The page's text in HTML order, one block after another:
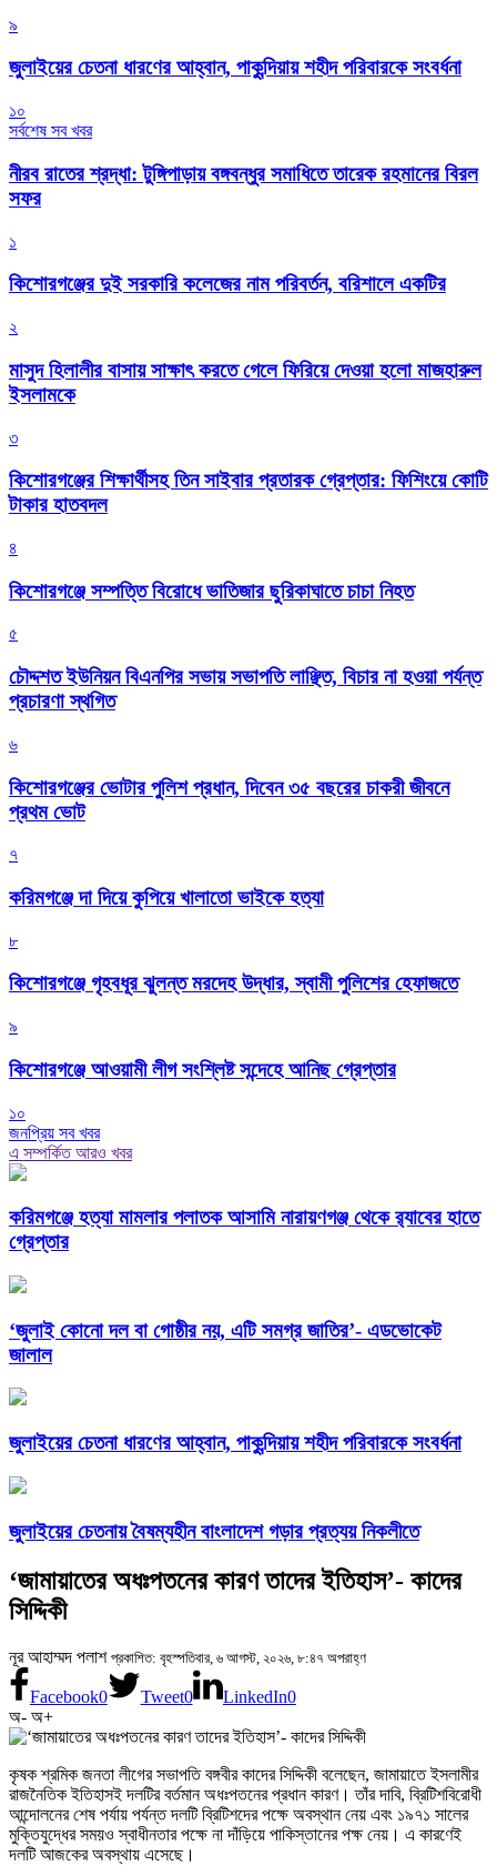
৯
জুলাইয়ের চেতনা ধারণের আহ্বান, পাকুন্দিয়ায় শহীদ পরিবারকে সংবর্ধনা
১০
সর্বশেষ সব খবর
নীরব রাতের শ্রদ্ধা: টুঙ্গিপাড়ায় বঙ্গবন্ধুর সমাধিতে তারেক রহমানের বিরল
সফর
১
কিশোরগঞ্জের দুই সরকারি কলেজের নাম পরিবর্তন, বরিশালে একটির
২
মাসুদ হিলালীর বাসায় সাক্ষাৎ করতে গেলে ফিরিয়ে দেওয়া হলো মাজহারুল
ইসলামকে
৩
কিশোরগঞ্জের শিক্ষার্থীসহ তিন সাইবার প্রতারক গ্রেপ্তার: ফিশিংয়ে কোটি
টাকার হাতবদল
৪
কিশোরগঞ্জে সম্পত্তি বিরোধে ভাতিজার ছুরিকাঘাতে চাচা নিহত
৫
চৌদ্দশত ইউনিয়ন বিএনপির সভায় সভাপতি লাঞ্ছিত, বিচার না হওয়া পর্যন্ত
প্রচারণা স্থগিত
৬
কিশোরগঞ্জের ভোটার পুলিশ প্রধান, দিবেন ৩৫ বছরের চাকরী জীবনে
প্রথম ভোট
৭
করিমগঞ্জে দা দিয়ে কুপিয়ে খালাতো ভাইকে হত্যা
৮
কিশোরগঞ্জে গৃহবধূর ঝুলন্ত মরদেহ উদ্ধার, স্বামী পুলিশের হেফাজতে
৯
কিশোরগঞ্জে আওয়ামী লীগ সংশ্লিষ্ট সন্দেহে আনিছ গ্রেপ্তার
১০
জনপ্রিয় সব খবর
এ সম্পর্কিত আরও খবর
করিমগঞ্জে হত্যা মামলার পলাতক আসামি নারায়ণগঞ্জ থেকে র‌্যাবের হাতে
গ্রেপ্তার
‘জুলাই কোনো দল বা গোষ্ঠীর নয়, এটি সমগ্র জাতির’- এডভোকেট
জালাল
জুলাইয়ের চেতনা ধারণের আহ্বান, পাকুন্দিয়ায় শহীদ পরিবারকে সংবর্ধনা
জুলাইয়ের চেতনায় বৈষম্যহীন বাংলাদেশ গড়ার প্রত্যয় নিকলীতে
‘জামায়াতের অধঃপতনের কারণ তাদের ইতিহাস’- কাদের
সিদ্দিকী
নূর আহাম্মদ পলাশ প্রকাশিত: বৃহস্পতিবার, ৬ আগস্ট, ২০২৬, ৮:৪৭ অপরাহ্ণ
Facebook0 Tweet0 LinkedIn0
অ- অ+
কৃষক শ্রমিক জনতা লীগের সভাপতি বঙ্গবীর কাদের সিদ্দিকী বলেছেন, জামায়াতে ইসলামীর
রাজনৈতিক ইতিহাসই দলটির বর্তমান অধঃপতনের প্রধান কারণ। তাঁর দাবি, ব্রিটিশবিরোধী
আন্দোলনের শেষ পর্যায় পর্যন্ত দলটি ব্রিটিশদের পক্ষে অবস্থান নেয় এবং ১৯৭১ সালের
মুক্তিযুদ্ধের সময়ও স্বাধীনতার পক্ষে না দাঁড়িয়ে পাকিস্তানের পক্ষ নেয়। এ কারণেই
দলটি আজকের অবস্থায় এসেছে।